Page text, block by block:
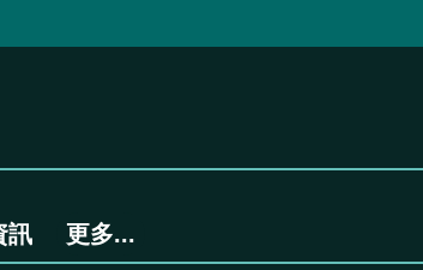
訊 更多...